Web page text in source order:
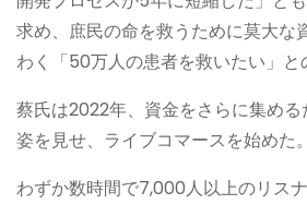
求め、庶民の命を救うために莫大な
わく「50万人の患者を救いたい」と
蔡氏は2022年、資金をさらに集める
姿を見せ、ライブコマースを始めた。
わずか数時間で7,000人以上のリス